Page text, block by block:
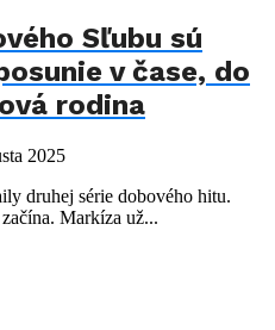
Sľubu sú
v čase, do
rodina
2025
druhej série dobového hitu.
Markíza už...